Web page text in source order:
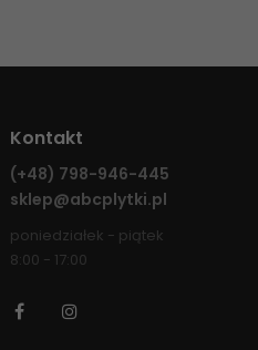
Kontakt
(+48) 798-946-445
sklep@abcplytki.pl
poniedziałek - piątek
8:00 - 17:00
Facebook